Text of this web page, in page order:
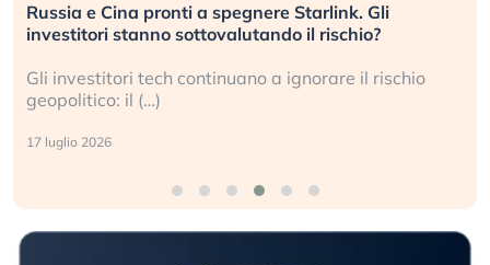
Russia e Cina pronti a spegnere Starlink. Gli
investitori stanno sottovalutando il rischio?
Gli investitori tech continuano a ignorare il rischio
geopolitico: il (…)
17 luglio 2026